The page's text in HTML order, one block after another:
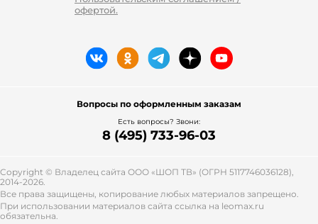
офертой.
Вопросы по оформленным заказам
Есть вопросы? Звони:
8 (495) 733-96-03
Copyright © Владелец сайта ООО «ШОП ТВ» (ОГРН 5117746036128),
2014-2026.
Все права защищены, копирование любых материалов запрещено.
При использовании материалов сайта ссылка на leomax.ru
обязательна.